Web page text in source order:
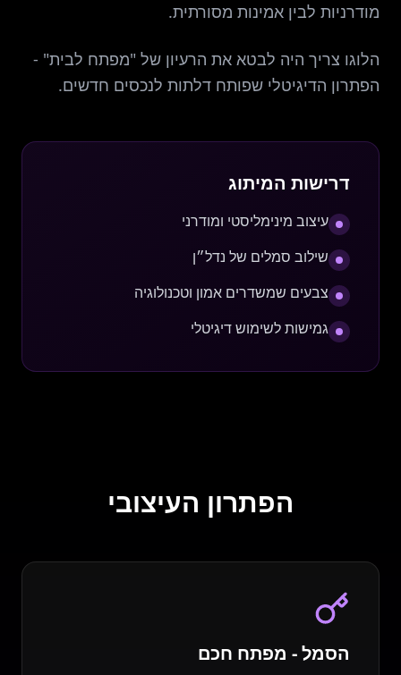
מודרניות לבין אמינות מסורתית.
הלוגו צריך היה לבטא את הרעיון של "מפתח לבית" -
הפתרון הדיגיטלי שפותח דלתות לנכסים חדשים.
דרישות המיתוג
עיצוב מינימליסטי ומודרני
שילוב סמלים של נדל״ן
צבעים שמשדרים אמון וטכנולוגיה
גמישות לשימוש דיגיטלי
הפתרון העיצובי
הסמל - מפתח חכם